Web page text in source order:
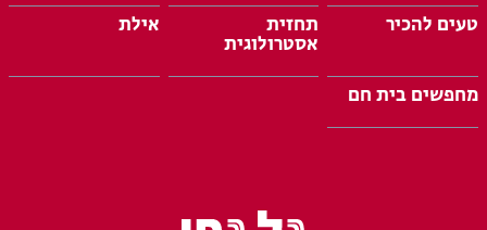
טעים להכיר
תחזית
אסטרולוגית
אילת
מחפשים בית חם